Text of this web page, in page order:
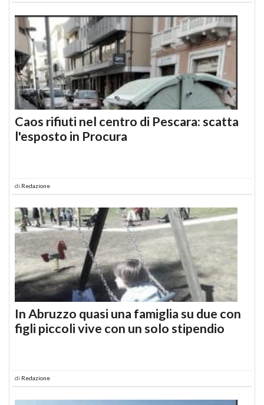
Caos rifiuti nel centro di Pescara: scatta
l'esposto in Procura
di Redazione
In Abruzzo quasi una famiglia su due con
figli piccoli vive con un solo stipendio
di Redazione